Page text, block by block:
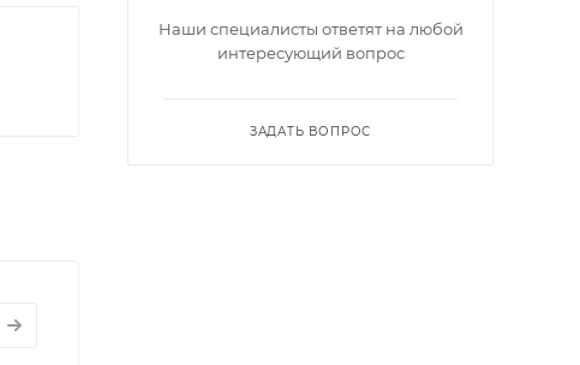
Наши специалисты ответят на любой
интересующий вопрос
ЗАДАТЬ ВОПРОС